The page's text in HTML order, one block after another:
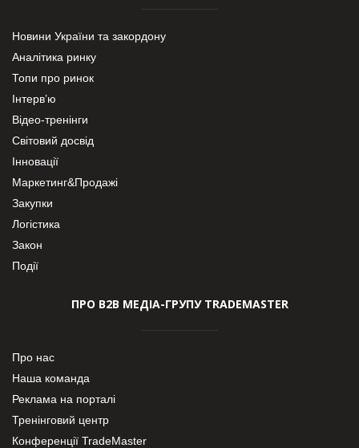
Новини України та закордону
Аналітика ринку
Топи про ринок
Інтерв’ю
Відео-тренінги
Світовий досвід
Інновації
Маркетинг&Продажі
Закупки
Логістика
Закон
Події
ПРО В2В МЕДІА-ГРУПУ TRADEMASTER
Про нас
Наша команда
Реклама на порталі
Тренінговий центр
Конференції TradeMaster